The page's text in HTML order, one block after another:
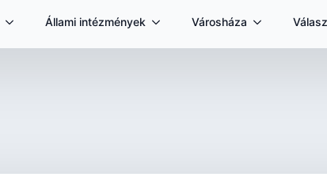
Állami intézmények Városháza